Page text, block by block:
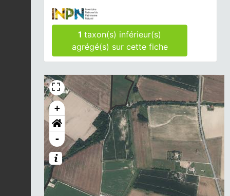
1taxon(s) inférieur(s)
agrégé(s) sur cette fiche
+
-